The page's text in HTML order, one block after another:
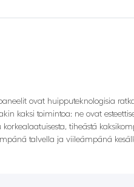
ovat huipputeknologisia
kaksi toimintoa: ne ovat
tiheästä
talvella ja viileämpänä